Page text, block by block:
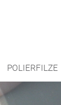
POLIERFILZE